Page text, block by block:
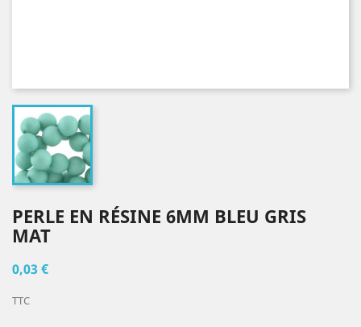
PERLE EN RÉSINE 6MM BLEU GRIS
MAT
0,03 €
TTC